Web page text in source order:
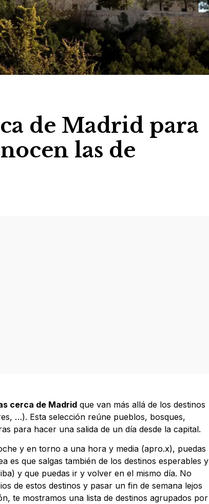
de Madrid para
las de
cerca de Madrid que van más allá de los destinos
…). Esta selección reúne pueblos, bosques,
para hacer una salida de un día desde la capital.
y en torno a una hora y media (apro.x), puedas
es que salgas también de los destinos esperables y
y que puedas ir y volver en el mismo día. No
de estos destinos y pasar un fin de semana lejos
te mostramos una lista de destinos agrupados por